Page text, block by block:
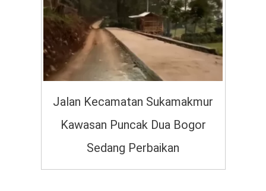
Jalan Kecamatan Sukamakmur
Kawasan Puncak Dua Bogor
Sedang Perbaikan